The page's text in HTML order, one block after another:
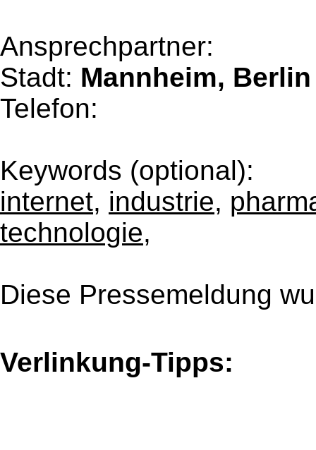
Ansprechpartner:
Stadt: Mannheim, Berlin
Telefon:
Keywords (optional):
internet, industrie,
technologie,
Diese Pressemeldung
Verlinkung-Tipps: